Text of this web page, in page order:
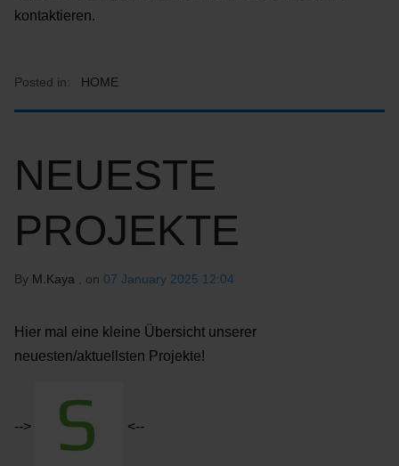
kontaktieren.
Posted in: HOME
NEUESTE
PROJEKTE
By M.Kaya , on 07 January 2025 12:04
Hier mal eine kleine Übersicht unserer
neuesten/aktuellsten Projekte!
--> <--